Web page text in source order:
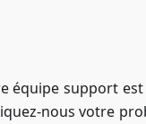
équipe support
nous votre